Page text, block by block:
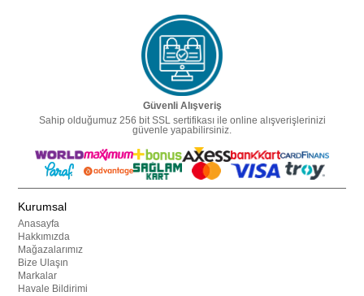
Güvenli Alışveriş
Sahip olduğumuz 256 bit SSL sertifikası ile online alışverişlerinizi
güvenle yapabilirsiniz.
Kurumsal
Anasayfa
Hakkımızda
Mağazalarımız
Bize Ulaşın
Markalar
Havale Bildirimi